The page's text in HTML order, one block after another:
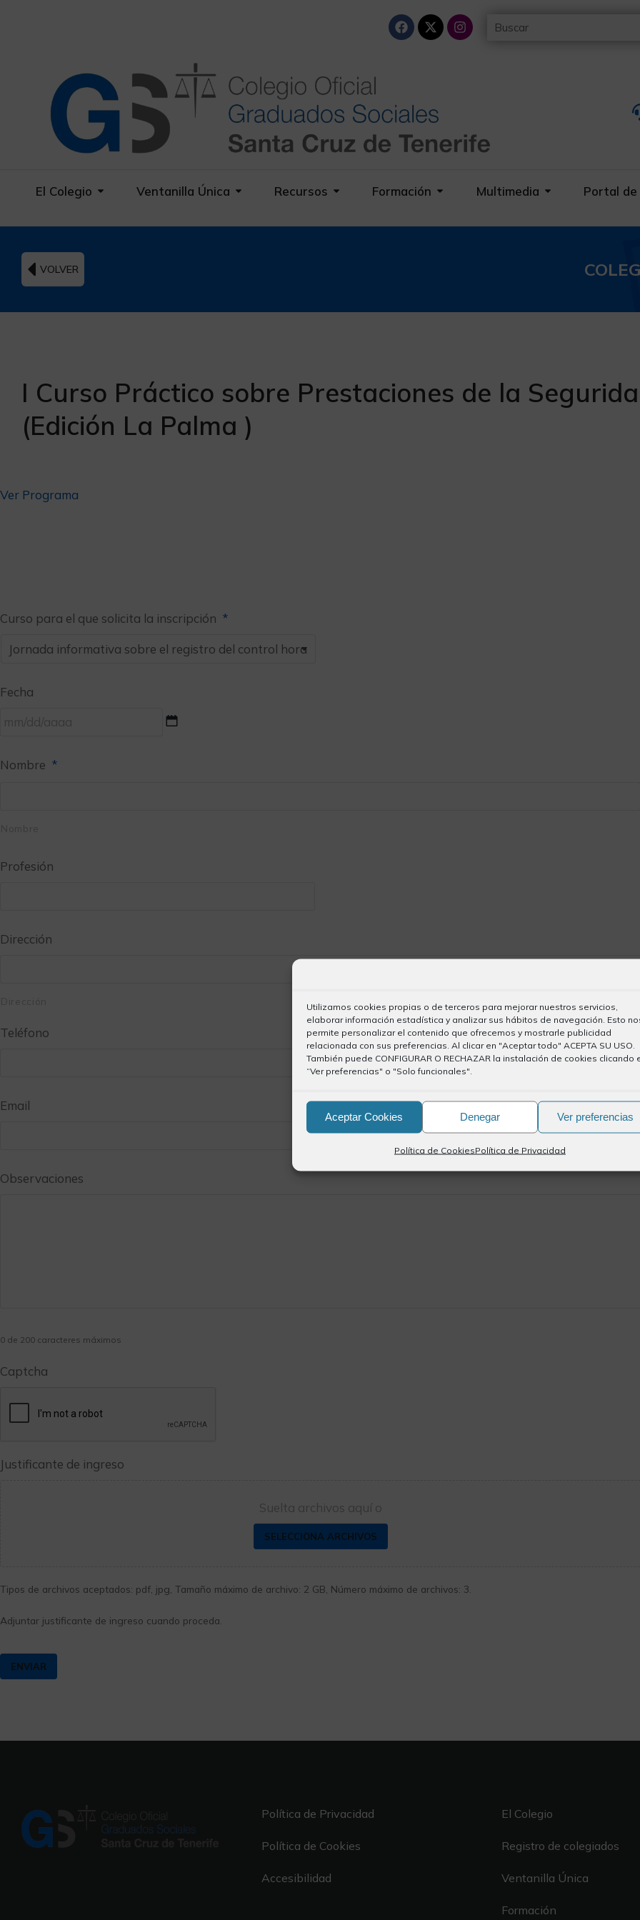
Utilizamos cookies propias o de terceros para mejorar nuestros servicios,
elaborar información estadística y analizar sus hábitos de navegación. Esto
permite personalizar el contenido que ofrecemos y mostrarle publicidad
relacionada con sus preferencias. Al clicar en "Aceptar todo" ACEPTA SU USO.
También puede CONFIGURAR O RECHAZAR la instalación de cookies clicando
“Ver preferencias" o "Solo funcionales".
Aceptar Cookies Denegar Ver preferencias
Política de CookiesPolítica de Privacidad
El Colegio Ventanilla Única Recursos Formación Multimedia Portal
VOLVER
I Curso Práctico sobre Prestaciones de la
(Edición La Palma )
Ver Programa
Curso para el que solicita la inscripción *
Fecha
Nombre *
Profesión
Dirección
Teléfono
Email
Observaciones
0 de 200 caracteres máximos
Captcha
Justificante de ingreso
Suelta archivos aquí o
SELECCIONA ARCHIVOS
Tipos de archivos aceptados: pdf, jpg, Tamaño máximo de archivo: 2 GB, Número máximo de archivos: 3.
Adjuntar justificante de ingreso cuando proceda.
Política de Privacidad
Política de Cookies
Accesibilidad
El Colegio
Registro de colegiados
Ventanilla Única
Formación